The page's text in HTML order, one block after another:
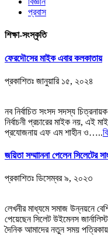
প্রবাস
শিক্ষা-সংস্কৃতি
ফেরদৌসের মাইক এবার কলকাতায়
প্রকাশিতঃ জানুয়ারি ১৫, ২০২৪
নব নির্বাচিত সংসদ সদস্য
নির্বাচনী প্রচারের মাইক নয়, এই
প্রযোজনায় এফ এম শাহীন ও…..
জয়িতা সম্মাাননা পেলেন সিলেটের
প্রকাশিতঃ ডিসেম্বর ৯, ২০২৩
লেখনীর মাধ্যমে সমাজ উন্নয়নে
পেয়েছেন সিলেট উইমেনস
দৈনিক আমাদের নতুন সময়